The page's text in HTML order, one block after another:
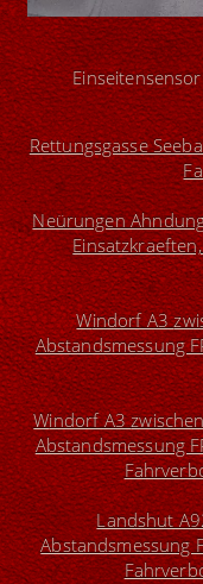
Rettungsgasse
Neürungen
Windorf A3
Abstandsmessung
Windorf A3
Abstandsmessung
Landshut
Abstandsmessung